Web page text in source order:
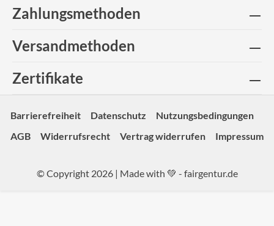
Zahlungsmethoden
Versandmethoden
Zertifikate
Barrierefreiheit Datenschutz
Nutzungsbedingungen
AGB
Widerrufsrecht Vertrag widerrufen Impressum
© Copyright 2026 | Made with 💚 - fairgentur.de